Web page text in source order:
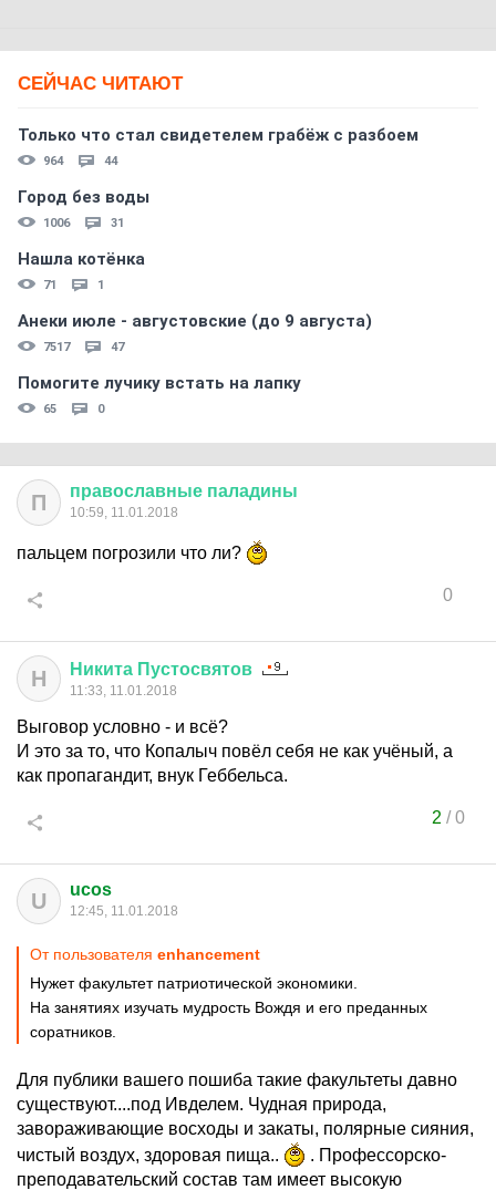
СЕЙЧАС ЧИТАЮТ
Только что стал свидетелем грабёж с разбоем
964 44
Город без воды
1006 31
Нашла котёнка
71 1
Анеки июле - августовские (до 9 августа)
7517 47
Помогите лучику встать на лапку
65 0
П православные паладины
10:59, 11.01.2018
пальцем погрозили что ли?
0
Н Никита Пустосвятов
11:33, 11.01.2018
Выговор условно - и всё?
И это за то, что Копалыч повёл себя не как учёный, а
как пропагандит, внук Геббельса.
2 /0
U ucos
12:45, 11.01.2018
От пользователя enhancement
Нужет факультет патриотической экономики.
На занятиях изучать мудрость Вождя и его преданных
соратников.
Для публики вашего пошиба такие факультеты давно
существуют....под Ивделем. Чудная природа,
завораживающие восходы и закаты, полярные сияния,
чистый воздух, здоровая пища..
. Профессорско-
преподавательский состав там имеет высокую